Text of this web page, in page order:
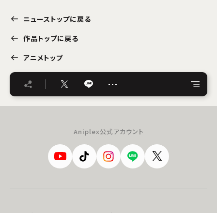
ニューストップに戻る
作品トップに戻る
アニメトップ
…
Aniplex公式アカウント